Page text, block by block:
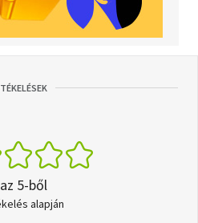
az 5-ből
alapján